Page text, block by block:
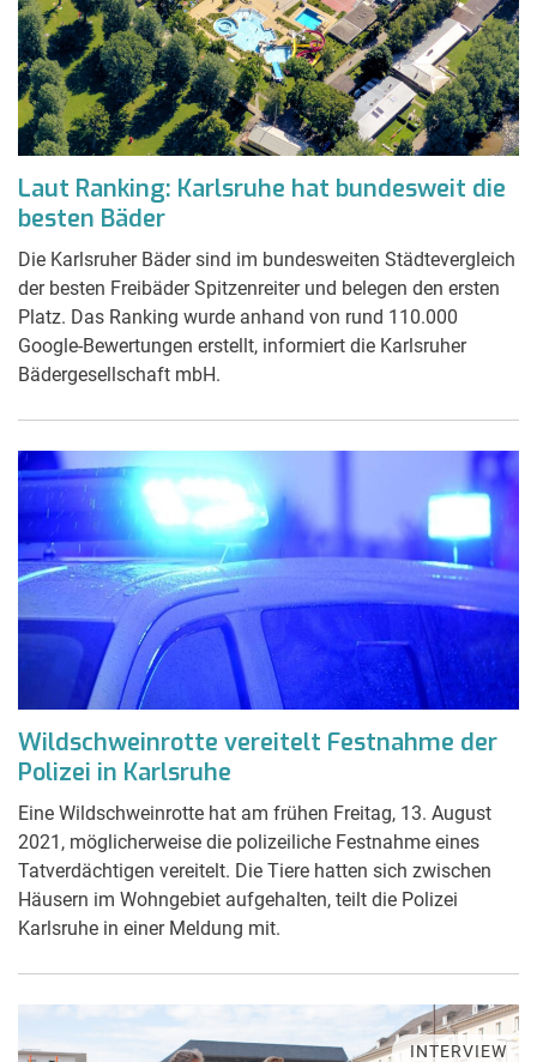
Laut Ranking: Karlsruhe hat bundesweit die
besten Bäder
Die Karlsruher Bäder sind im bundesweiten Städtevergleich
der besten Freibäder Spitzenreiter und belegen den ersten
Platz. Das Ranking wurde anhand von rund 110.000
Google-Bewertungen erstellt, informiert die Karlsruher
Bädergesellschaft mbH.
Wildschweinrotte vereitelt Festnahme der
Polizei in Karlsruhe
Eine Wildschweinrotte hat am frühen Freitag, 13. August
2021, möglicherweise die polizeiliche Festnahme eines
Tatverdächtigen vereitelt. Die Tiere hatten sich zwischen
Häusern im Wohngebiet aufgehalten, teilt die Polizei
Karlsruhe in einer Meldung mit.
INTERVIEW